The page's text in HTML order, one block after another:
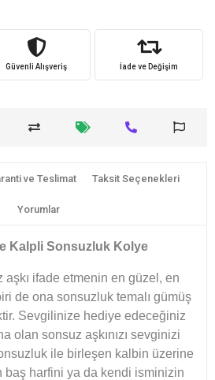
Güvenli Alışveriş İade ve Değişim
ve Teslimat Taksit Seçenekleri
Yorumlar
Kalpli Sonsuzluk Kolye
ifade etmenin en güzel, en
de ona sonsuzluk temalı gümüş
Sevgilinize hediye edeceğiniz
olan sonsuz aşkınızı sevginizi
ile birleşen kalbin üzerine
harfini ya da kendi isminizin